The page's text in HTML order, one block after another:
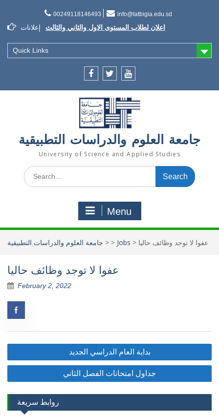
content
00249118146493 info@tatbigia.edu.sd
إعلانات
اعلان لطلاب المستوى الاول والثاني والثالث
Quick Links
جامعة العلوم والدراسات التطبيقية
University of Science and Applied Studies
Search
for:
Menu
جامعة العلوم والدراسات التطبيقية > > Jobs > عفوا لا توجد وظائف حاليا
عفوا لا توجد وظائف حاليا
February 2, 2022
Post
navigation
بداية العام الدراسي الجديد
جداول امتحانات الفصل الثاني
روابط سريعة